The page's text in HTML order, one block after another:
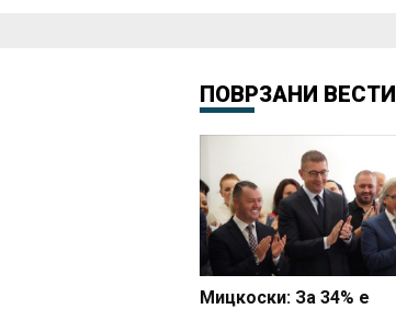
ПОВРЗАНИ ВЕСТИ
Мицкоски: За 34% е